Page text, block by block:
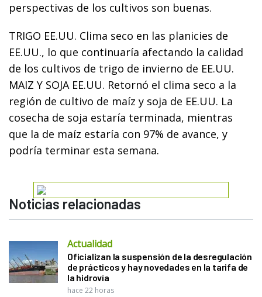
perspectivas de los cultivos son buenas.
TRIGO EE.UU. Clima seco en las planicies de
EE.UU., lo que continuaría afectando la calidad
de los cultivos de trigo de invierno de EE.UU.
MAIZ Y SOJA EE.UU. Retornó el clima seco a la
región de cultivo de maíz y soja de EE.UU. La
cosecha de soja estaría terminada, mientras
que la de maíz estaría con 97% de avance, y
podría terminar esta semana.
Noticias relacionadas
Actualidad
Oficializan la suspensión de la desregulación
de prácticos y hay novedades en la tarifa de
la hidrovía
hace 22 horas